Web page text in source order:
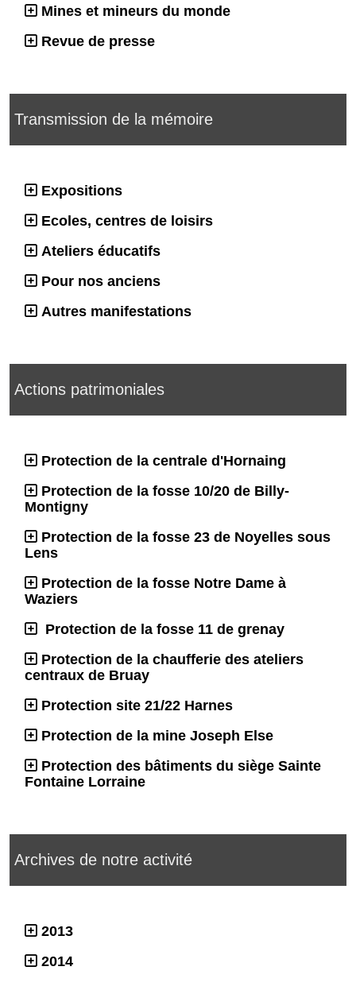
Mines et mineurs du monde
Revue de presse
Transmission de la mémoire
Expositions
Ecoles, centres de loisirs
Ateliers éducatifs
Pour nos anciens
Autres manifestations
Actions patrimoniales
Protection de la centrale d'Hornaing
Protection de la fosse 10/20 de Billy-
Montigny
Protection de la fosse 23 de Noyelles sous
Lens
Protection de la fosse Notre Dame à
Waziers
Protection de la fosse 11 de grenay
Protection de la chaufferie des ateliers
centraux de Bruay
Protection site 21/22 Harnes
Protection de la mine Joseph Else
Protection des bâtiments du siège Sainte
Fontaine Lorraine
Archives de notre activité
2013
2014